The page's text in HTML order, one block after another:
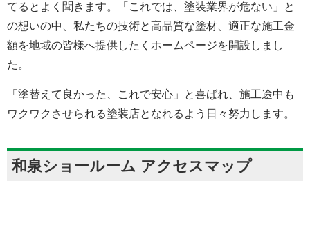
てるとよく聞きます。「これでは、塗装業界が危ない」と
の想いの中、私たちの技術と高品質な塗材、適正な施工金
額を地域の皆様へ提供したくホームページを開設しまし
た。
「塗替えて良かった、これで安心」と喜ばれ、施工途中も
ワクワクさせられる塗装店となれるよう日々努力します。
和泉ショールーム アクセスマップ